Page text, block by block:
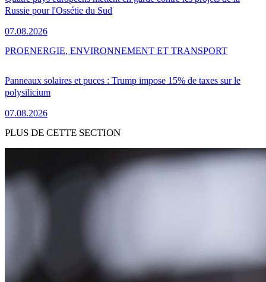
Russie pour l'Ossétie du Sud
07.08.2026
Panneaux solaires et puces : Trump impose 15% de taxes sur le
polysilicium
07.08.2026
PROENERGIE, ENVIRONNEMENT ET TRANSPORT
PLUS DE CETTE SECTION